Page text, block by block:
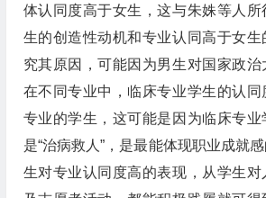
体认同度高于女生，这与朱姝等人
生的创造性动机和专业认同高于女生
究其原因，可能因为男生对国家政
在不同专业中，临床专业学生的认
专业的学生，这可能是因为临床专
是“治病救人”，是最能体现职业成就
生对专业认同度高的表现，从学生